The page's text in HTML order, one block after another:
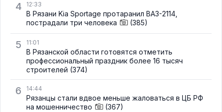
4 12:33
В Рязани Kia Sportage протаранил ВАЗ-2114,
пострадали три человека
(385)
5 11:01
В Рязанской области готовятся отметить
профессиональный праздник более 16 тысяч
строителей (374)
6 14:44
Рязанцы стали вдвое меньше жаловаться в ЦБ РФ
на мошенничество
(367)